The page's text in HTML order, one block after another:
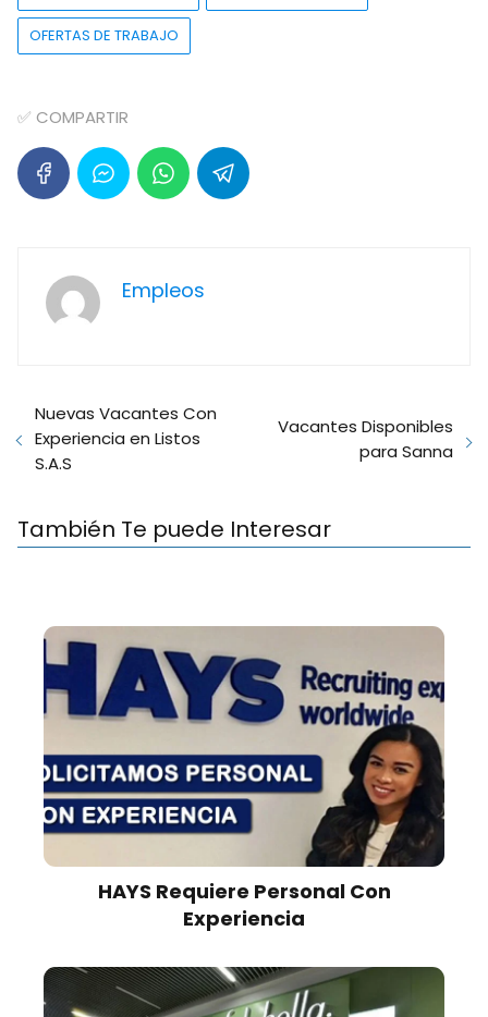
OFERTAS DE TRABAJO
✅ COMPARTIR
Empleos
Nuevas Vacantes Con
Experiencia en Listos
S.A.S
Vacantes Disponibles
para Sanna
También Te puede Interesar
HAYS Requiere Personal Con
Experiencia